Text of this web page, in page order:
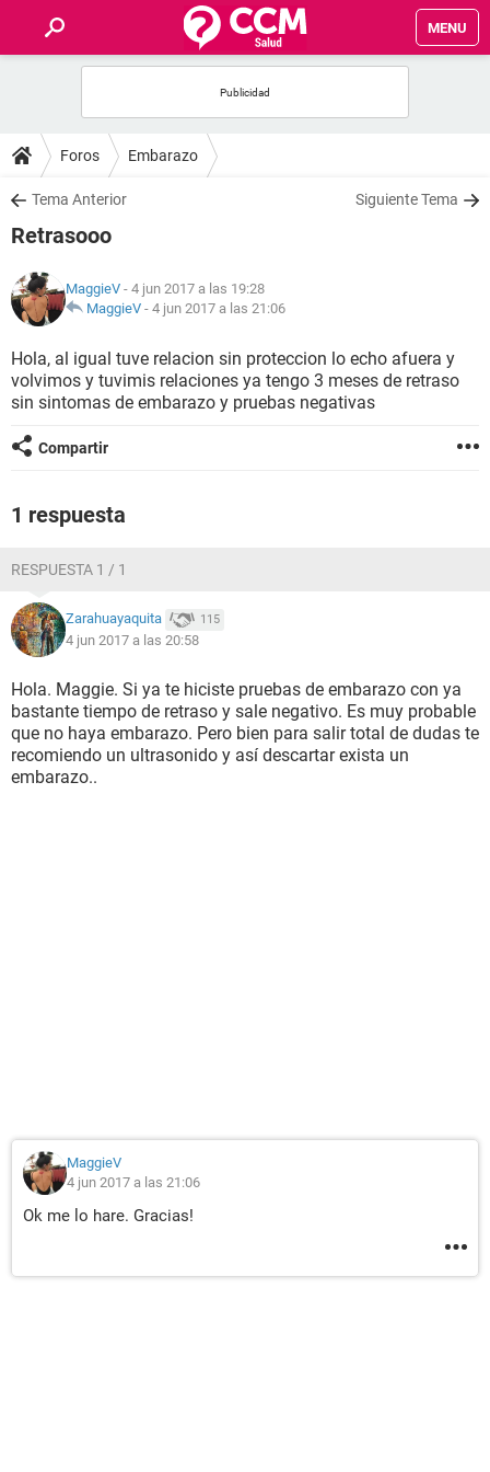
MENU
FOROS
SALUD
NUTRICIÓN
BIENESTAR
Foros Embarazo
Tema Anterior Siguiente Tema
Retrasooo
MaggieV - 4 jun 2017 a las 19:28
MaggieV - 4 jun 2017 a las 21:06
Hola, al igual tuve relacion sin proteccion lo echo afuera y
volvimos y tuvimis relaciones ya tengo 3 meses de retraso
sin sintomas de embarazo y pruebas negativas
Compartir
1 respuesta
RESPUESTA 1 / 1
Zarahuayaquita 115
4 jun 2017 a las 20:58
Hola. Maggie. Si ya te hiciste pruebas de embarazo con ya
bastante tiempo de retraso y sale negativo. Es muy probable
que no haya embarazo. Pero bien para salir total de dudas te
recomiendo un ultrasonido y así descartar exista un
embarazo..
MaggieV
4 jun 2017 a las 21:06
Ok me lo hare. Gracias!